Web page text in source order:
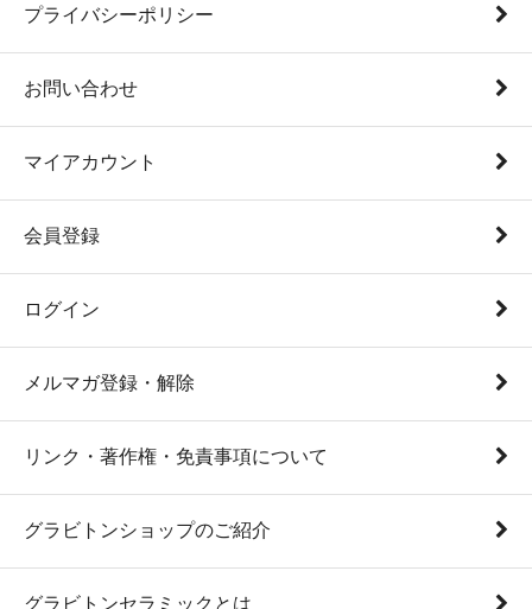
プライバシーポリシー
お問い合わせ
マイアカウント
会員登録
ログイン
メルマガ登録・解除
リンク・著作権・免責事項について
グラビトンショップのご紹介
グラビトンセラミックとは